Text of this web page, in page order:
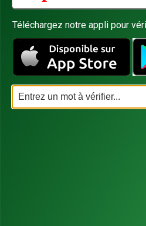
Téléchargez notre appli pour